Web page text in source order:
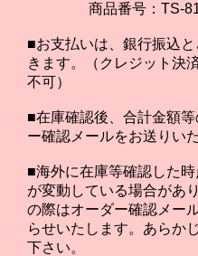
商品番号：TS-
■お支払いは、銀行振込
きます。（クレジット決
不可）
■在庫確認後、合計金額
ー確認メールをお送りい
■海外に在庫等確認した
が変動している場合があ
の際はオーダー確認メー
らせいたします。あらか
下さい。